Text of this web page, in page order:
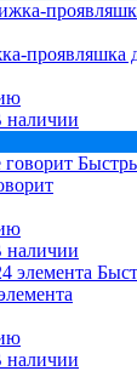
проявляшка
наличии
наличии
наличии